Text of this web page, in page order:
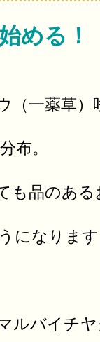
める！
（一薬草
布。
も品のあ
になりま
ルバイチ